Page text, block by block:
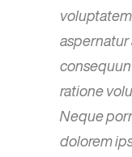
aspernatur
ratione
Neque
dolorem